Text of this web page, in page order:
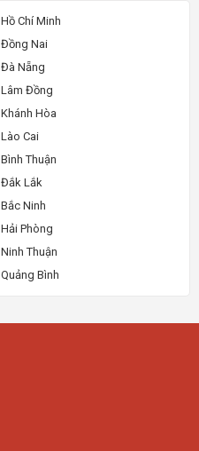
Hồ Chí Minh
Đồng Nai
Đà Nẵng
Lâm Đồng
Khánh Hòa
Lào Cai
Bình Thuận
Đắk Lắk
Bắc Ninh
Hải Phòng
Ninh Thuận
Quảng Bình